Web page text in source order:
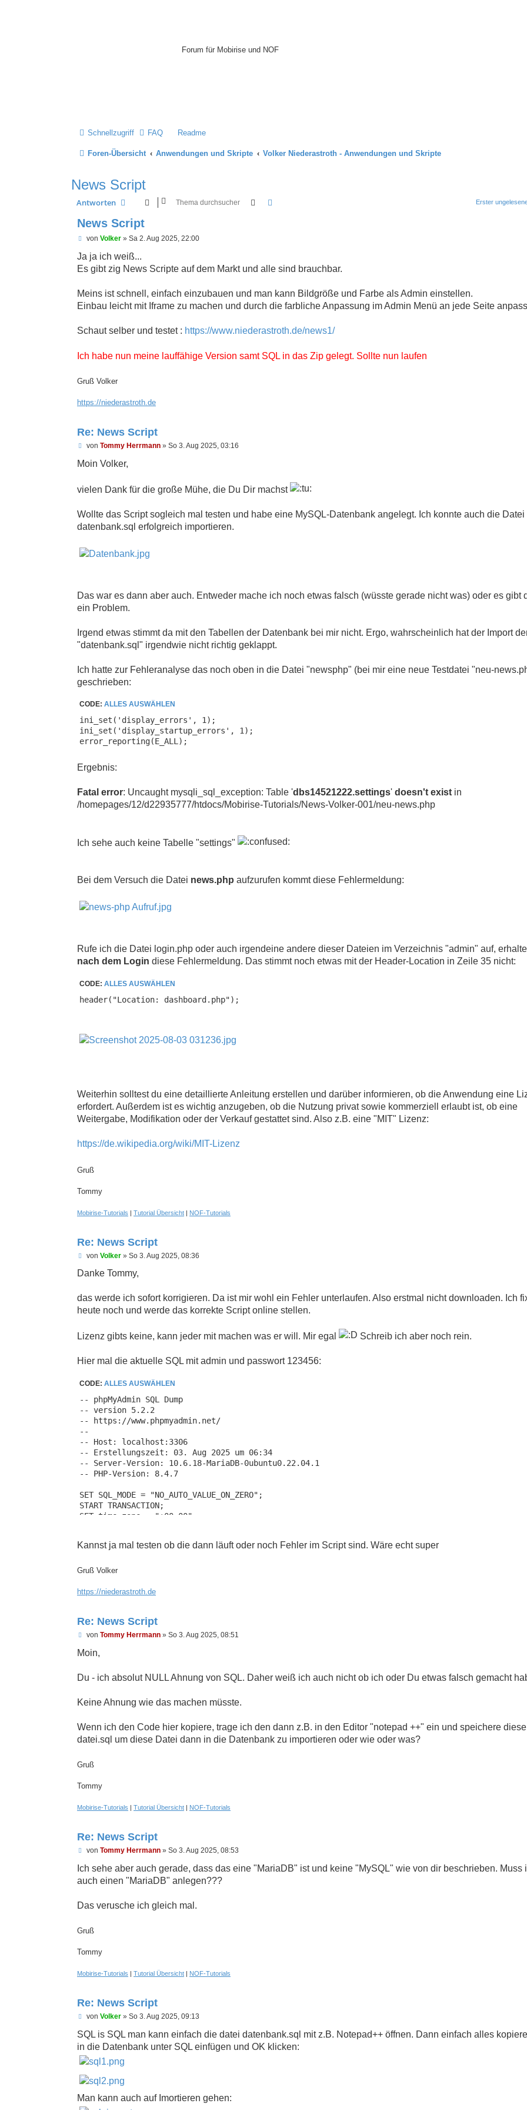
Forum für Mobirise und NOF
Schnellzugriff FAQ Readme
Foren-Übersicht Anwendungen und Skripte Volker Niederastroth - Anwendungen und Skripte
News Script
Antworten Suche Erster
News Script
U
g
l
e
n
B
t
r
g
von Volker» Sa 2. Aug 2025, 22:00
Ja ja ich weiß...
Es gibt zig News Scripte auf dem Markt und alle sind brauchbar.
Meins ist schnell, einfach einzubauen und man kann Bildgröße und Farbe als Admin einstellen.
Einbau leicht mit Iframe zu machen und durch die farbliche Anpassung im Admin Menü an jede Seite
Schaut selber und testet : https://www.niederastroth.de/news1/
Ich habe nun meine lauffähige Version samt SQL in das Zip gelegt. Sollte nun laufen
Gruß Volker
https://niederastroth.de
Re: News Script
U
g
e
s
n
e
r
i
von Tommy Herrmann» So 3. Aug 2025, 03:16
Moin Volker,
vielen Dank für die große Mühe, die Du Dir machst
Wollte das Script sogleich mal testen und habe eine MySQL-Datenbank angelegt. Ich konnte auch die Datei
datenbank.sql erfolgreich importieren.
Das war es dann aber auch. Entweder mache ich noch etwas falsch (wüsste gerade nicht was) oder es gibt
ein Problem.
Irgend etwas stimmt da mit den Tabellen der Datenbank bei mir nicht. Ergo, wahrscheinlich hat der Import
"datenbank.sql" irgendwie nicht richtig geklappt.
Ich hatte zur Fehleranalyse das noch oben in die Datei "newsphp" (bei mir eine neue Testdatei "neu-
geschrieben:
CODE: ALLES AUSWÄHLEN
ini_set('display_errors', 1);
ini_set('display_startup_errors', 1);
error_reporting(E_ALL);
Ergebnis:
Fatal error: Uncaught mysqli_sql_exception: Table 'dbs14521222.settings' doesn't exist in
/homepages/12/d22935777/htdocs/Mobirise-Tutorials/News-Volker-001/neu-news.php
Ich sehe auch keine Tabelle "settings"
Bei dem Versuch die Datei news.php aufzurufen kommt diese Fehlermeldung:
Rufe ich die Datei login.php oder auch irgendeine andere dieser Dateien im Verzeichnis "admin" auf,
nach dem Login diese Fehlermeldung. Das stimmt noch etwas mit der Header-Location in Zeile 35 nicht:
CODE: ALLES AUSWÄHLEN
header("Location: dashboard.php");
Weiterhin solltest du eine detaillierte Anleitung erstellen und darüber informieren, ob die Anwendung eine
erfordert. Außerdem ist es wichtig anzugeben, ob die Nutzung privat sowie kommerziell erlaubt ist, ob eine
Weitergabe, Modifikation oder der Verkauf gestattet sind. Also z.B. eine "MIT" Lizenz:
https://de.wikipedia.org/wiki/MIT-Lizenz
Gruß
Tommy
Mobirise-Tutorials | Tutorial Übersicht | NOF-Tutorials
Re: News Script
U
g
e
e
r
i
r
a
von Volker» So 3. Aug 2025, 08:36
Danke Tommy,
das werde ich sofort korrigieren. Da ist mir wohl ein Fehler unterlaufen. Also erstmal nicht downloaden. Ich
heute noch und werde das korrekte Script online stellen.
Lizenz gibts keine, kann jeder mit machen was er will. Mir egal Schreib ich aber noch rein.
Hier mal die aktuelle SQL mit admin und passwort 123456:
CODE: ALLES AUSWÄHLEN
-- phpMyAdmin SQL Dump
-- version 5.2.2
-- https://www.phpmyadmin.net/
--
-- Host: localhost:3306
-- Erstellungszeit: 03. Aug 2025 um 06:34
-- Server-Version: 10.6.18-MariaDB-0ubuntu0.22.04.1
-- PHP-Version: 8.4.7
SET SQL_MODE = "NO_AUTO_VALUE_ON_ZERO";
START TRANSACTION;
SET time_zone = "+00:00";
/*!40101 SET @OLD_CHARACTER_SET_CLIENT=@@CHARACTER_SET_CLIENT */;
/*!40101 SET @OLD_COLLATION_CONNECTION=@@COLLATION_CONNECTION */;
--
-- Tabellenstruktur für Tabelle `admins`
CREATE TABLE `admins` (
  `benutzername` varchar(255) NOT NULL,
  `passwort` varchar(255) NOT NULL,
) ENGINE=InnoDB DEFAULT CHARSET=utf8mb3 COLLATE=utf8mb3_general_ci;
--
-- Daten für Tabelle `admins`
(1, 'admin', '8d969eef6ecad3c29a3a629280e686cf0c3f5d5a86aff3ca12020c923adc6c92', 1);
-- --------------------------------------------------------
-- Tabellenstruktur für Tabelle `news`
  `id` int(11) NOT NULL,
  `text` text DEFAULT NULL,
  `bild` varchar(255) DEFAULT NULL
--
-- Daten für Tabelle `news`
INSERT INTO `news` (`id`, `titel`, `text`, `datum`, `bild`) VALUES
(10, 'Test', '<p>Hier ein kleines Script das Webseitenbetreiber erm&ouml;glicht selber News
(12, 'Noch etwas', '<h2>Hier noch ein 2. Eintrag um zu testen :-)</h2>\r\n<p>&nbsp;</p>',
(14, 'News ohne Datenbank', '<p>Ich habe noch ein kleines Script f&uuml;r alle die keine
-- --------------------------------------------------------
Kannst ja mal testen ob die dann läuft oder noch Fehler im Script sind. Wäre echt super
Gruß Volker
https://niederastroth.de
Re: News Script
U
g
e
n
B
i
a
von Tommy Herrmann» So 3. Aug 2025, 08:51
Moin,
Du - ich absolut NULL Ahnung von SQL. Daher weiß ich auch nicht ob ich oder Du etwas falsch gemacht
Keine Ahnung wie das machen müsste.
Wenn ich den Code hier kopiere, trage ich den dann z.B. in den Editor "notepad ++" ein und speichere
datei.sql um diese Datei dann in die Datenbank zu importieren oder wie oder was?
Gruß
Tommy
Mobirise-Tutorials | Tutorial Übersicht | NOF-Tutorials
Re: News Script
U
g
l
e
r
e
i
r
von Tommy Herrmann» So 3. Aug 2025, 08:53
Ich sehe aber auch gerade, dass das eine "MariaDB" ist und keine "MySQL" wie von dir beschrieben. Muss
auch einen "MariaDB" anlegen???
Das verusche ich gleich mal.
Gruß
Tommy
Mobirise-Tutorials | Tutorial Übersicht | NOF-Tutorials
Re: News Script
U
g
e
l
e
s
e
n
r
B
von Volker» So 3. Aug 2025, 09:13
SQL is SQL man kann einfach die datei datenbank.sql mit z.B. Notepad++ öffnen. Dann einfach alles
in die Datenbank unter SQL einfügen und OK klicken:
Man kann auch auf Imortieren gehen: